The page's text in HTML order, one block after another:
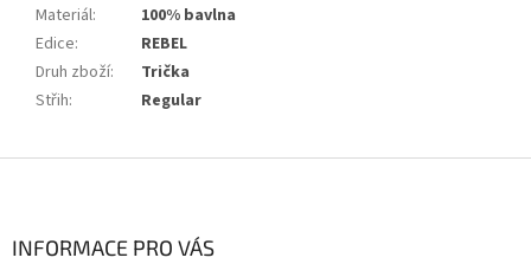
Materiál:
100% bavlna
Edice:
REBEL
Druh zboží:
Trička
Střih: Regular
INFORMACE PRO VÁS